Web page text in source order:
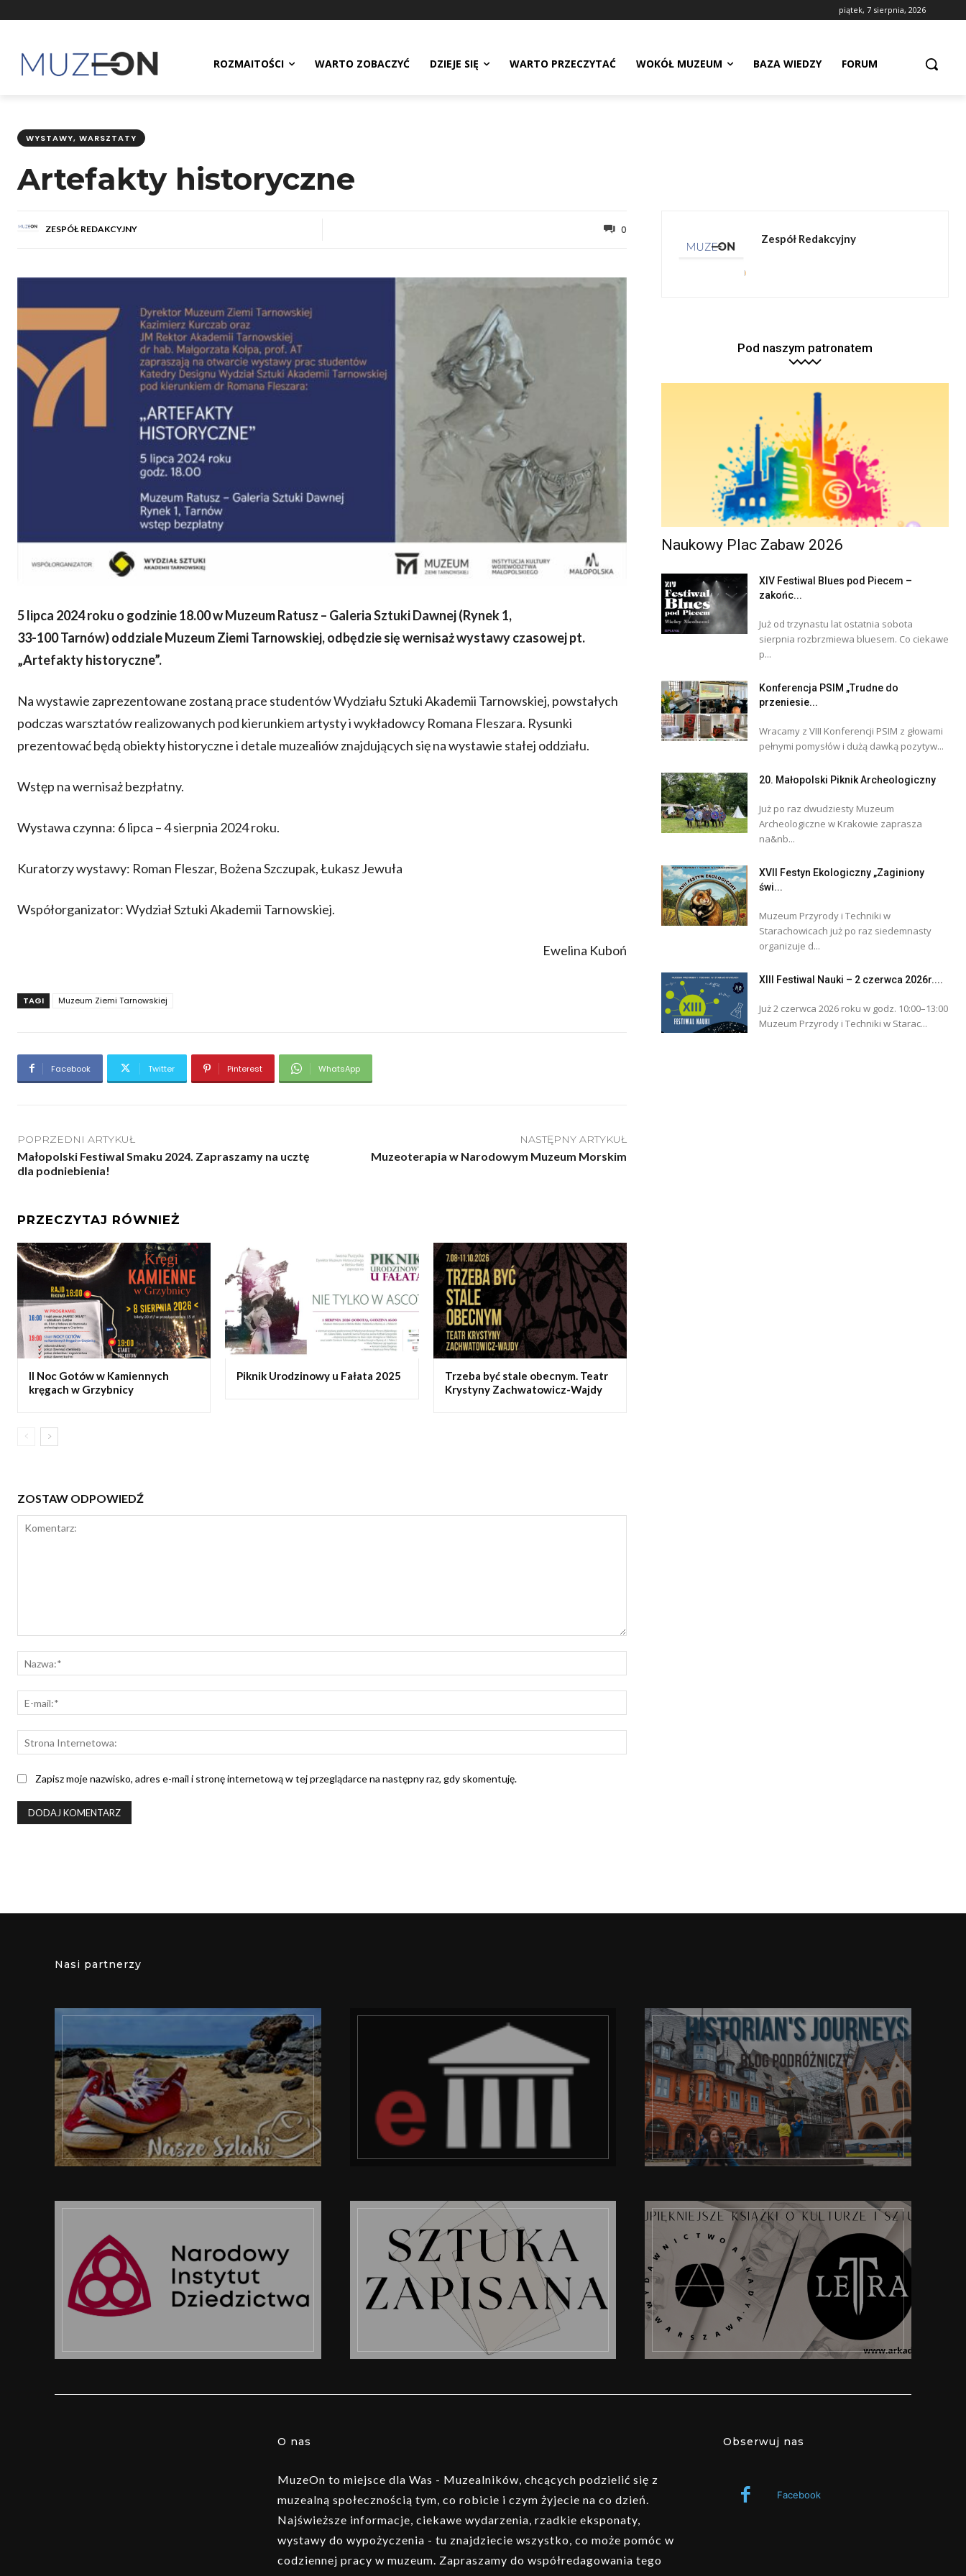
piątek, 7 sierpnia, 2026
ROZMAITOŚCI WARTO ZOBACZYĆ DZIEJE SIĘ WARTO PRZECZYTAĆ WOKÓŁ MUZEUM BAZA WIEDZY FORUM
WYSTAWY, WARSZTATY
Artefakty historyczne
ZESPÓŁ REDAKCYJNY 0
5 lipca 2024 roku o godzinie 18.00 w Muzeum Ratusz – Galeria Sztuki Dawnej (Rynek 1,
33-100 Tarnów) oddziale Muzeum Ziemi Tarnowskiej, odbędzie się wernisaż wystawy czasowej pt.
„Artefakty historyczne”.
Na wystawie zaprezentowane zostaną prace studentów Wydziału Sztuki Akademii Tarnowskiej, powstałych
podczas warsztatów realizowanych pod kierunkiem artysty i wykładowcy Romana Fleszara. Rysunki
prezentować będą obiekty historyczne i detale muzealiów znajdujących się na wystawie stałej oddziału.
Wstęp na wernisaż bezpłatny.
Wystawa czynna: 6 lipca – 4 sierpnia 2024 roku.
Kuratorzy wystawy: Roman Fleszar, Bożena Szczupak, Łukasz Jewuła
Współorganizator: Wydział Sztuki Akademii Tarnowskiej.
Ewelina Kuboń
TAGI Muzeum Ziemi Tarnowskiej
Facebook Twitter Pinterest WhatsApp
POPRZEDNI ARTYKUŁ
Małopolski Festiwal Smaku 2024. Zapraszamy na ucztę
dla podniebienia!
NASTĘPNY ARTYKUŁ
Muzeoterapia w Narodowym Muzeum Morskim
PRZECZYTAJ RÓWNIEŻ
II Noc Gotów w Kamiennych
kręgach w Grzybnicy
Piknik Urodzinowy u Fałata 2025
Trzeba być stale obecnym. Teatr
Krystyny Zachwatowicz-Wajdy
ZOSTAW ODPOWIEDŹ
mail:*
Internetowa:
Zapisz moje nazwisko, adres e-mail i stronę internetową w tej przeglądarce na następny raz, gdy skomentuję.
Zespół Redakcyjny
Pod naszym patronatem
Naukowy Plac Zabaw 2026
XIV Festiwal Blues pod Piecem –
zakońc...
Już od trzynastu lat ostatnia sobota
sierpnia rozbrzmiewa bluesem. Co ciekawe
p...
Konferencja PSIM „Trudne do
przeniesie...
Wracamy z VIII Konferencji PSIM z głowami
pełnymi pomysłów i dużą dawką pozytyw...
20. Małopolski Piknik Archeologiczny
Już po raz dwudziesty Muzeum
Archeologiczne w Krakowie zaprasza
na&nb...
XVII Festyn Ekologiczny „Zaginiony
świ...
Muzeum Przyrody i Techniki w
Starachowicach już po raz siedemnasty
organizuje d...
XIII Festiwal Nauki – 2 czerwca 2026r....
Już 2 czerwca 2026 roku w godz. 10:00–13:00
Muzeum Przyrody i Techniki w Starac...
Nasi partnerzy
O nas
MuzeOn to miejsce dla Was - Muzealników, chcących podzielić się z
muzealną społecznością tym, co robicie i czym żyjecie na co dzień.
Najświeższe informacje, ciekawe wydarzenia, rzadkie eksponaty,
wystawy do wypożyczenia - tu znajdziecie wszystko, co może pomóc w
codziennej pracy w muzeum. Zapraszamy do współredagowania tego
Obserwuj nas
Facebook